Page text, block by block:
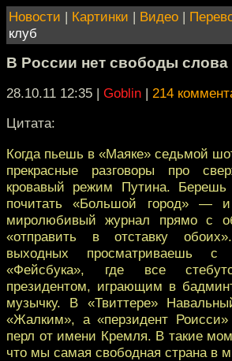
Новости | Картинки | Видео |
клуб
В России нет свободы слова
28.10.11 12:35 | Goblin | 214
Цитата:
Когда пьешь в «Маяке» седьмой
прекрасные разговоры про
кровавый режим Путина.
почитать «Большой город» —
миролюбивый журнал прямо с
«отправить в отставку
выходных просматриваешь с
«Фейсбука», где все
президентом, играющим в
музычку. В «Твиттере»
«Жалким», а «перзидент
перл от имени Кремля. В такие
что мы самая свободная страна в